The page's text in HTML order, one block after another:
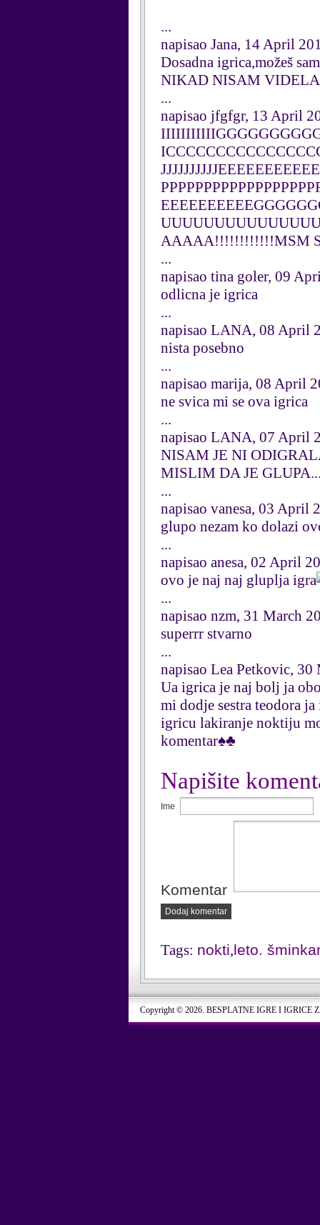
...
napisao Jana, 14 April
Dosadna igrica,možeš
NIKAD NISAM
...
napisao jfgfgr, 13 April
AAAAA!!!!!!!!!!!!MSM
...
napisao tina goler, 09
odlicna je igrica
...
napisao LANA, 08 April
nista posebno
...
napisao marija, 08 April
ne svica mi se ova igrica
...
napisao LANA, 07 April
NISAM JE NI
MISLIM DA JE
...
napisao vanesa, 03 April
glupo nezam ko dolazi
...
napisao anesa, 02 April
ovo je naj naj gluplja igra
...
napisao nzm, 31 March
superrr stvarno
...
napisao Lea Petkovic, 30
Ua igrica je naj bolj ja
mi dodje sestra teodora
igricu lakiranje noktiju
komentar♠♣
Napišite
Ime
Komentar
Dodaj komentar
Tags: nokti,leto.
Copyright © 2026. BESPLATNE IGRE I IGRICE